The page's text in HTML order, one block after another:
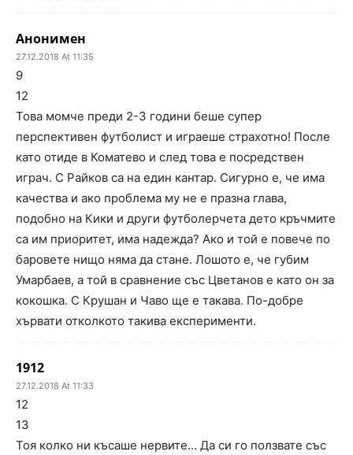
Анонимен
27.12.2018 At 11:35
9
12
Това момче преди 2-3 години беше супер
перспективен футболист и играеше страхотно! После
като отиде в Коматево и след това е посредствен
играч. С Райков са на един кантар. Сигурно е, че има
качества и ако проблема му не е празна глава,
подобно на Кики и други футболерчета дето кръчмите
са им приоритет, има надежда? Ако и той е повече по
баровете нищо няма да стане. Лошото е, че губим
Умарбаев, а той в сравнение със Цветанов е като он за
кокошка. С Крушан и Чаво ще е такава. По-добре
хървати отколкото такива експерименти.
1912
27.12.2018 At 11:33
12
13
Тоя колко ни късаше нервите… Да си го ползвате със